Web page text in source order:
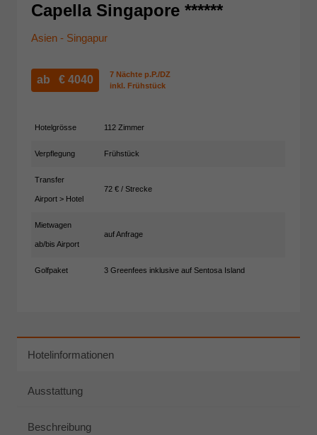
Capella Singapore ******
Asien - Singapur
ab €4040
7 Nächte p.P./DZ
inkl. Frühstück
Hotelgrösse 112 Zimmer
Verpflegung Frühstück
Transfer
Airport > Hotel
72 € / Strecke
Mietwagen
ab/bis Airport
auf Anfrage
Golfpaket 3 Greenfees inklusive auf Sentosa Island
Hotelinformationen
Ausstattung
Beschreibung